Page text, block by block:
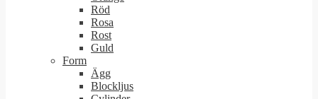
Röd
Rosa
Rost
Guld
Form
Ägg
Blockljus